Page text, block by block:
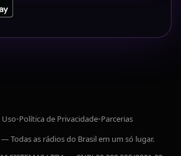
•Política de Privacidade•Parcerias
Todas as rádios do Brasil em um só lugar.